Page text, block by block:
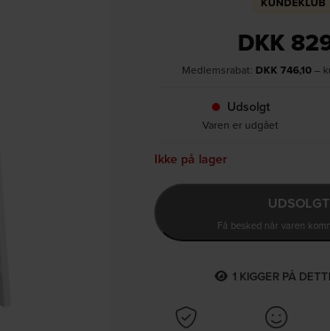
DKK
Medlemsrabat: DKK 746,10–
Udsolgt
Varen er udgået
Ikke på lager
UDSOLGT
Få besked når varen
1 KIGGER PÅ